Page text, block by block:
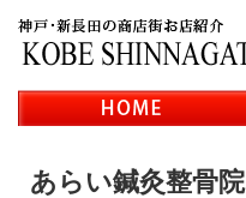
あらい鍼灸整骨院